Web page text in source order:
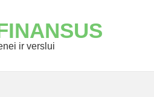
ir verslui